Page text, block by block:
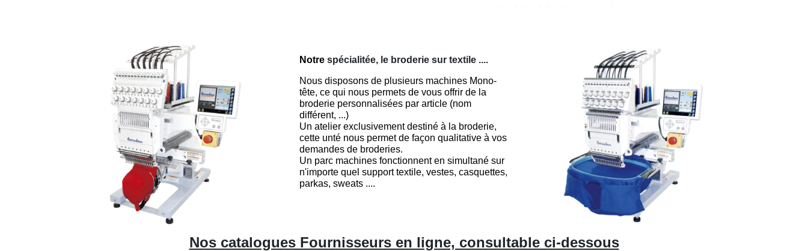
Notre spécialitée, le broderie sur textile ....
Nous disposons de plusieurs machines Mono-
tête, ce qui nous permets de vous offrir de la
broderie personnalisées par article (nom
différent, ...)
Un atelier exclusivement destiné à la broderie,
cette unté nous permet de façon qualitative à vos
demandes de broderies.
Un parc machines fonctionnent en simultané sur
n'importe quel support textile, vestes, casquettes,
parkas, sweats ....
Nos catalogues Fournisseurs en ligne, consultable ci-dessous